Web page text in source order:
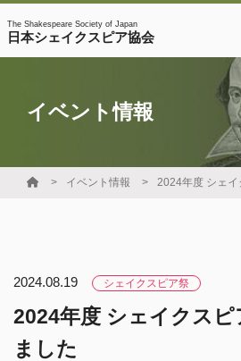
The Shakespeare Society of Japan
日本シェイクスピア協会
イベント情報
イベント情報
2024.08.19 シェイクスピア祭
2024年度 シェイクス
ました